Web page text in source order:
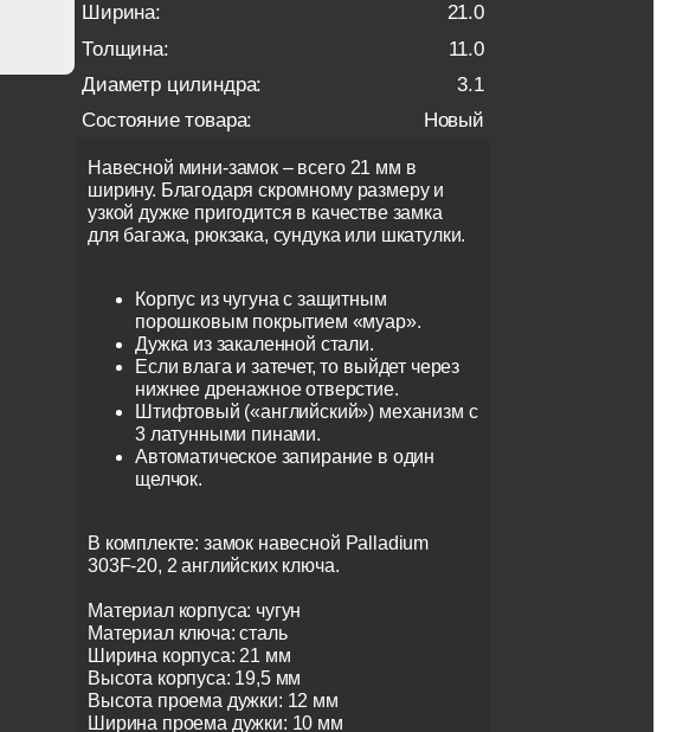
Ширина:
21.0
Толщина:
11.0
Диаметр цилиндра:
3.1
Состояние товара:
Новый
Навесной мини-замок – всего 21 мм в
ширину. Благодаря скромному размеру и
узкой дужке пригодится в качестве замка
для багажа, рюкзака, сундука или шкатулки.
Корпус из чугуна с защитным
порошковым покрытием «муар».
Дужка из закаленной стали.
Если влага и затечет, то выйдет через
нижнее дренажное отверстие.
Штифтовый («английский») механизм с
3 латунными пинами.
Автоматическое запирание в один
щелчок.
В комплекте: замок навесной Palladium
303F-20, 2 английских ключа.
Материал корпуса: чугун
Материал ключа: сталь
Ширина корпуса: 21 мм
Высота корпуса: 19,5 мм
Высота проема дужки: 12 мм
Ширина проема дужки: 10 мм